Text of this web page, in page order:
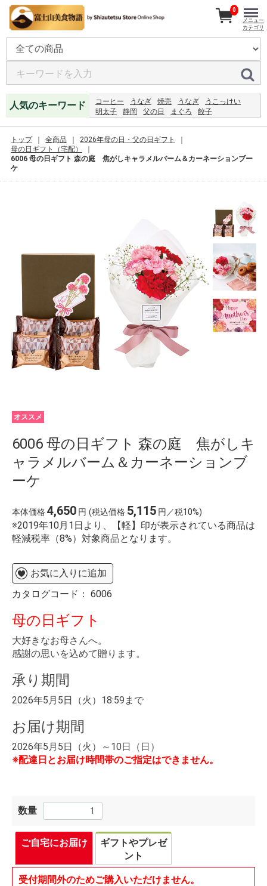
人気のキーワード コーヒー うなぎ 焼売 うなぎ
うこっけい
明太子
静岡 父の日 まぐろ
餃子
レモン
0
メニュー
カテゴリ
トップ 全商品
2026年母の日・父の日ギフト
母の日ギフト（宅配）
6006 母の日ギフト 森の庭 焦がしキャラメルバーム＆カーネーションブー
ケ
オススメ
6006 母の日ギフト 森の庭 焦がしキ
ャラメルバーム＆カーネーションブ
ーケ
本体価格4,650 円 (税込価格 5,115 円／税10%)
※2019年10月1日より、【軽】印が表示されている商品は
軽減税率（8%）対象商品となります。
お気に入りに追加
カタログコード： 6006
母の日ギフト
大好きなお母さんへ。
感謝の思いを込めて贈ります。
承り期間
2026年5月5日（火）18:59まで
お届け期間
2026年5月5日（火）～10日（日）
※配達日とお届け時間帯のご指定はできません。
数量
ご自宅にお届け
ギフトやプレゼ
ント
受付期間外のためご購入いただけません。